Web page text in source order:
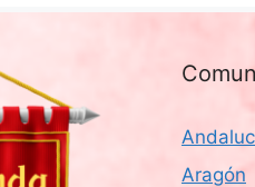
Aragón